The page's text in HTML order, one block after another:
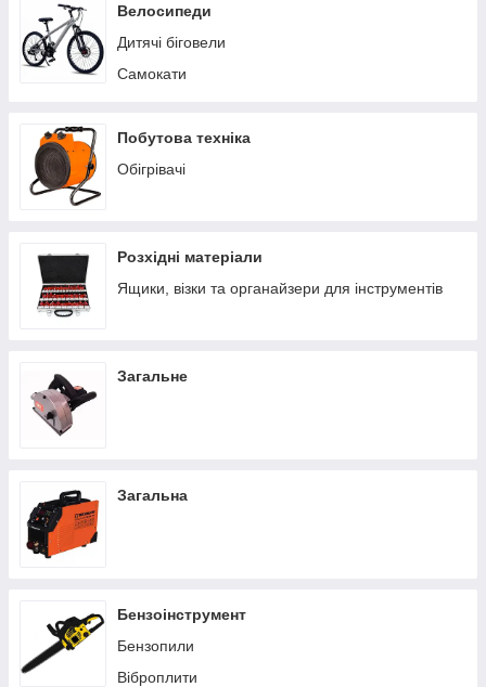
Теплиці/парники
Вольєри
Ручні сівалки
Велосипеди
Дитячі біговели
Самокати
Побутова техніка
Обігрівачі
Розхідні матеріали
Ящики, візки та органайзери для інструментів
Загальне
Загальна
Бензоінструмент
Бензопили
Віброплити